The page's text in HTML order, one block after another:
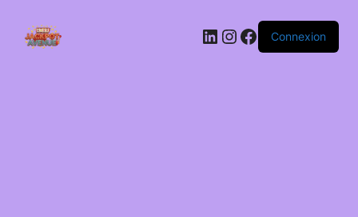
LinkedIn
Instagram
Facebook
Connexion